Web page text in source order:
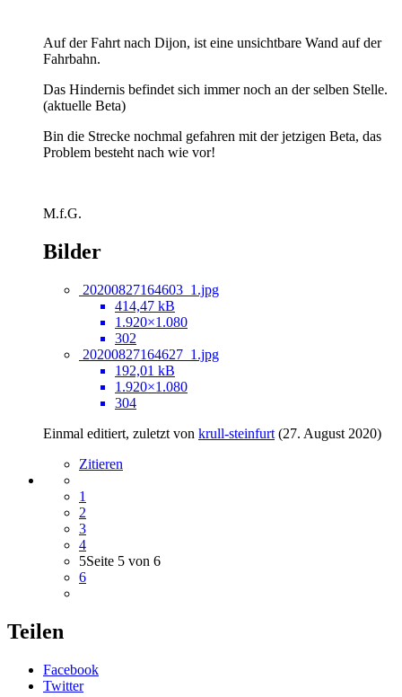
Auf der Fahrt nach Dijon, ist eine unsichtbare Wand auf der
Fahrbahn.
Das Hindernis befindet sich immer noch an der selben Stelle.
(aktuelle Beta)
Bin die Strecke nochmal gefahren mit der jetzigen Beta, das
Problem besteht nach wie vor!
M.f.G.
Bilder
20200827164603_1.jpg
414,47 kB
1.920×1.080
302
20200827164627_1.jpg
192,01 kB
1.920×1.080
304
Einmal editiert, zuletzt von krull-steinfurt (27. August 2020)
Zitieren
1
2
3
4
5Seite 5 von 6
6
Teilen
Facebook
Twitter